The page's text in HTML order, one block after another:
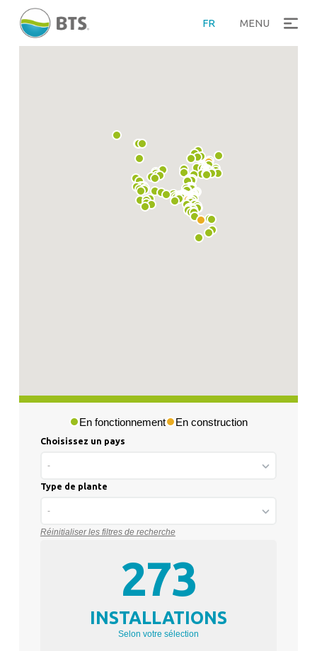
FR MENU
En fonctionnement En construction
Choisissez un pays
-
Type de plante
-
Réinitialiser les filtres de recherche
273
INSTALLATIONS
Selon votre sélection